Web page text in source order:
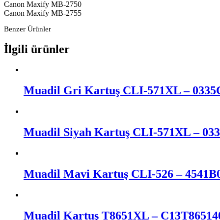
Canon Maxify MB-2750
Canon Maxify MB-2755
Benzer Ürünler
İlgili ürünler
Muadil Gri Kartuş CLI-571XL –
Muadil Siyah Kartuş CLI-571XL –
Muadil Mavi Kartuş CLI-526 –
Muadil Kartuş T8651XL –